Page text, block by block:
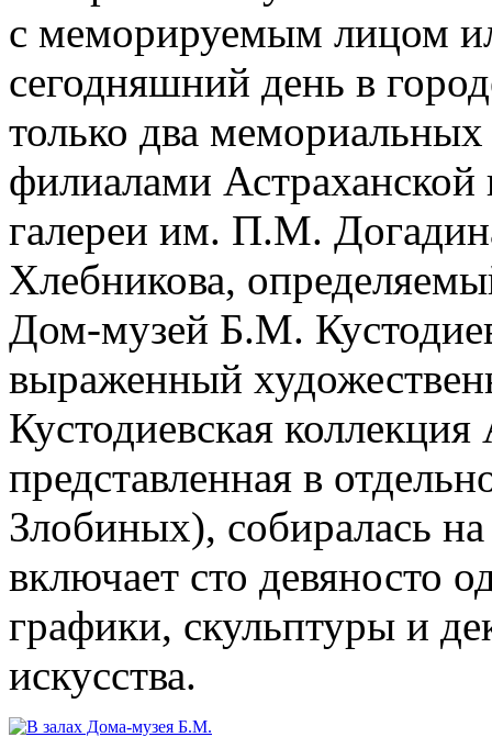
с меморируемым лицом
сегодняшний день в
только два
филиалами Астраханской
галереи им. П.М.
Хлебникова,
Дом-музей Б.М.
выраженный
Кустодиевская
представленная в
Злобиных), собиралась
включает сто девяносто
графики, скульптуры и
искусства.